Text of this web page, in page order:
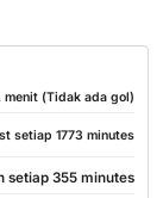
menit (Tidak ada gol)
setiap 1773 minutes
setiap 355 minutes